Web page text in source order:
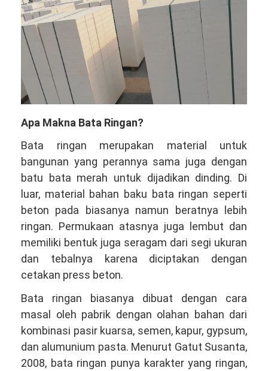
Apa Makna Bata Ringan?
Bata ringan merupakan material untuk
bangunan yang perannya sama juga dengan
batu bata merah untuk dijadikan dinding. Di
luar, material bahan baku bata ringan seperti
beton pada biasanya namun beratnya lebih
ringan. Permukaan atasnya juga lembut dan
memiliki bentuk juga seragam dari segi ukuran
dan tebalnya karena diciptakan dengan
cetakan press beton.
Bata ringan biasanya dibuat dengan cara
masal oleh pabrik dengan olahan bahan dari
kombinasi pasir kuarsa, semen, kapur, gypsum,
dan alumunium pasta. Menurut Gatut Susanta,
2008, bata ringan punya karakter yang ringan,